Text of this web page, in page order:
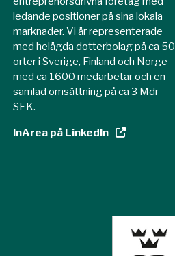
ledande positioner på sina lokala
marknader. Vi är representerade
med helägda dotterbolag på ca 50
orter i Sverige, Finland och Norge
med ca 1600 medarbetar och en
samlad omsättning på ca 3 Mdr
SEK.
InArea på LinkedIn